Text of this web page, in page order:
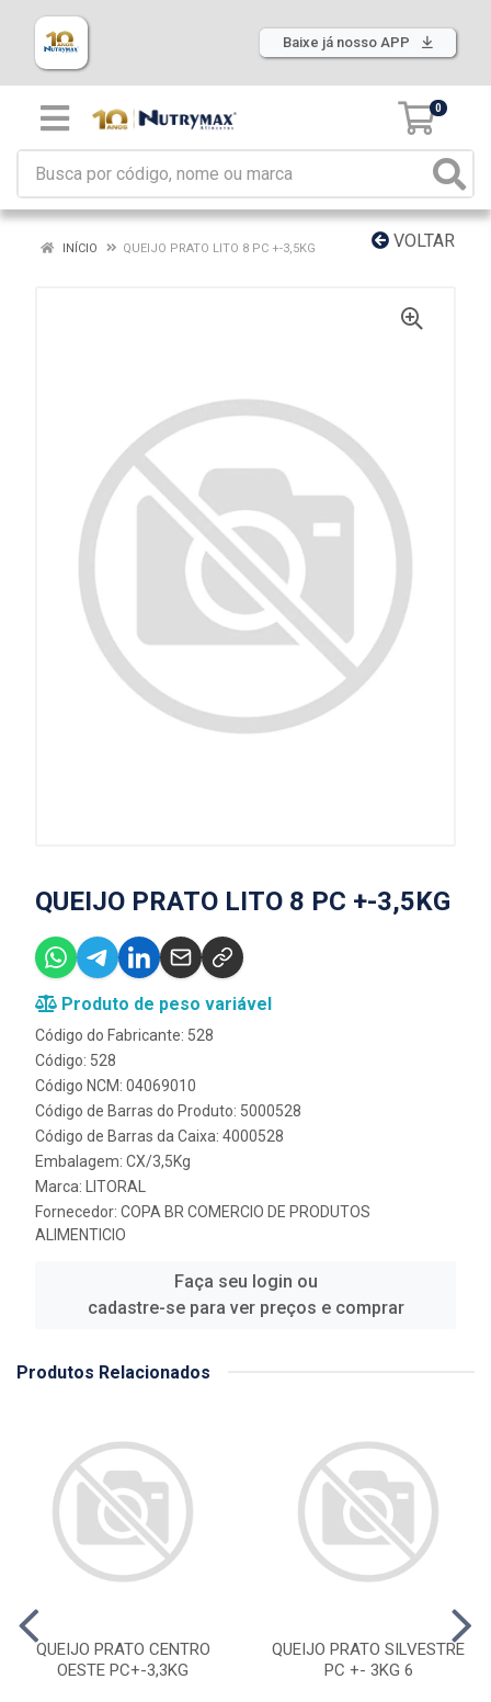
Baixe já nosso APP
0
VOLTAR
INÍCIO QUEIJO PRATO LITO 8 PC +-3,5KG
QUEIJO PRATO LITO 8 PC +-3,5KG
Produto de peso variável
Código do Fabricante: 528
Código: 528
Código NCM: 04069010
Código de Barras do Produto: 5000528
Código de Barras da Caixa: 4000528
Embalagem: CX/3,5Kg
Marca:
LITORAL
Fornecedor: COPA BR COMERCIO DE PRODUTOS
ALIMENTICIO
Faça seu login ou
cadastre-se para ver preços e comprar
Produtos Relacionados
QUEIJO PRATO CENTRO
OESTE PC+-3,3KG
QUEIJO PRATO SILVESTRE
PC +- 3KG 6